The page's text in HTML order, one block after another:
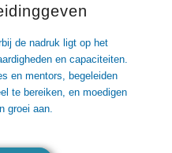
de nadruk ligt op het
en capaciteiten.
en mentors, begeleiden
te bereiken, en moedigen
groei aan.